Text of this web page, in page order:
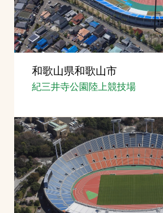
和歌山県和歌山市
紀三井寺公園陸上競技場